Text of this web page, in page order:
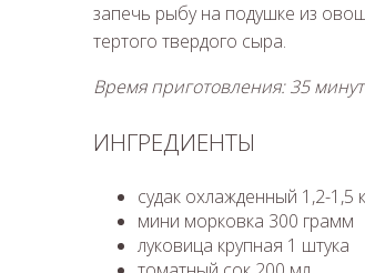
запечь рыбу на подушке из
тертого твердого сыра.
Время приготовления: 35
ИНГРЕДИЕНТЫ
судак охлажденный 1,2-1,5
мини морковка 300 грамм
луковица крупная 1 штука